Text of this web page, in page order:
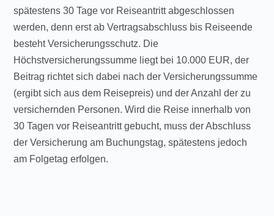
spätestens 30 Tage vor Reiseantritt abgeschlossen
werden, denn erst ab Vertragsabschluss bis Reiseende
besteht Versicherungsschutz. Die
Höchstversicherungssumme liegt bei 10.000 EUR, der
Beitrag richtet sich dabei nach der Versicherungssumme
(ergibt sich aus dem Reisepreis) und der Anzahl der zu
versichernden Personen. Wird die Reise innerhalb von
30 Tagen vor Reiseantritt gebucht, muss der Abschluss
der Versicherung am Buchungstag, spätestens jedoch
am Folgetag erfolgen.